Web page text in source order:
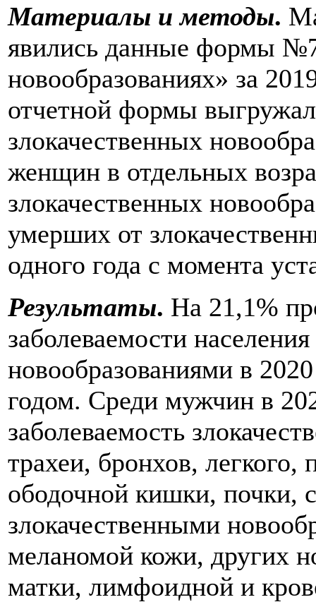
Материалы и методы.
явились данные формы
новообразованиях» за
отчетной формы
злокачественных
женщин в отдельных
злокачественных
умерших от
одного года с момента
Результаты. На 21,1%
заболеваемости
новообразованиями в
годом. Среди мужчин в
заболеваемость
трахеи, бронхов, легкого,
ободочной кишки, почки,
злокачественными
меланомой кожи, других
матки, лимфоидной и